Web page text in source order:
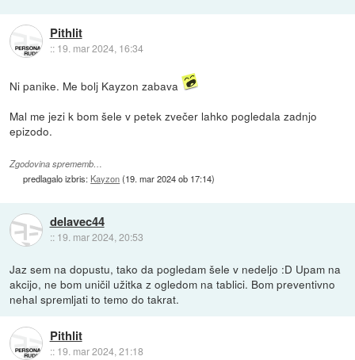
Pithlit
:: 19. mar 2024, 16:34
Ni panike. Me bolj Kayzon zabava
Mal me jezi k bom šele v petek zvečer lahko pogledala zadnjo
epizodo.
Zgodovina sprememb…
predlagalo izbris: Kayzon(19. mar 2024 ob 17:14)
delavec44
:: 19. mar 2024, 20:53
Jaz sem na dopustu, tako da pogledam šele v nedeljo :D Upam na
akcijo, ne bom uničil užitka z ogledom na tablici. Bom preventivno
nehal spremljati to temo do takrat.
Pithlit
:: 19. mar 2024, 21:18